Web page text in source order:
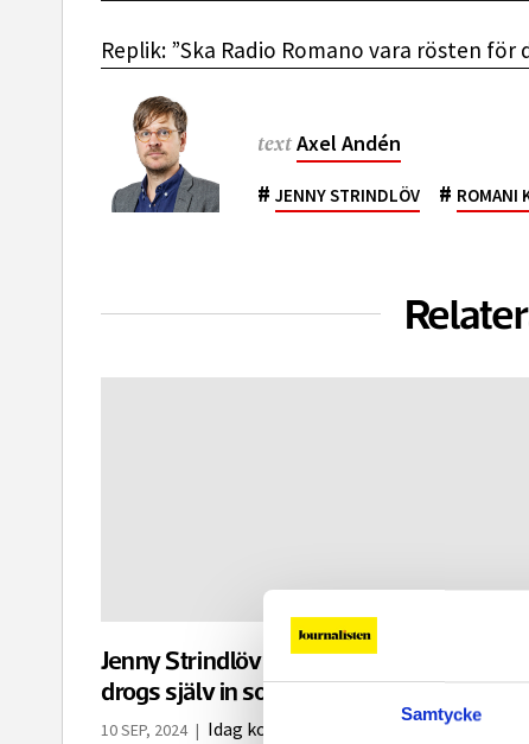
Samtycke
Replik: ”Ska Radio Romano vara rösten
text Axel Andén
# JENNY STRINDLÖV # ROMANI
Jenny Strindlöv granskade romani kris –
drogs själv in som ett verktyg
10 SEP, 2024 | Idag kommer Expressens grävreporter